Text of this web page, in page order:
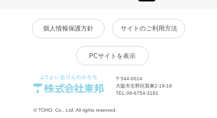
個人情報保護方針 サイトのご利用方法
PCサイトを表示
〒544-0014
大阪市生野区巽東2-19-19
TEL:06-6754-3181
© TOHO. Co., Ltd. All rights reserved.